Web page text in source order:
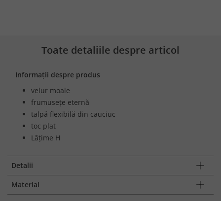
Toate detaliile despre articol
Informații despre produs
velur moale
frumusețe eternă
talpă flexibilă din cauciuc
toc plat
Lățime H
Detalii
Material